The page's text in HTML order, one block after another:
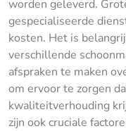
worden geleverd.
gespecialiseerde
kosten. Het is
verschillende
afspraken te maken
om ervoor te zorgen
kwaliteitverhouding
zijn ook cruciale